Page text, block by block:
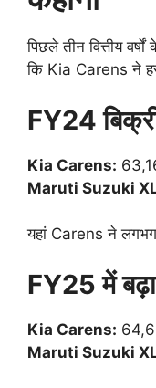
पिछले तीन वित्तीय
कि Kia Carens ने
FY24 बिक्री
Kia Carens:
Maruti Suzuki
यहां Carens ने लगभग
FY25 में
Kia Carens:
Maruti Suzuki